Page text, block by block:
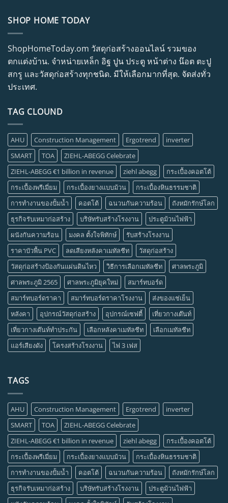
SHOP HOME TODAY
ShopHomeToday.om วัสดุก่อสร้างออนไลน์ รวมของ
ตกแต่งบ้าน. จำหน่ายเหล็ก อิฐ ปูน ประตู หน้าต่าง น๊อต ตะปู
สกรู และวัสดุก่อสร้างทุกชนิด. มีให้เลือกมากที่สุด. จัดส่งทั่ว
ประเทศ.
TAG CLOUND
AHU Construction Management Ergotrend
inverter
SMART
TOA
ZIEHL-ABEGG Celebrate
ZIEHL-ABEGG €1 billion in revenue
ziehl abegg
กระเบื้องคอตโต้
กระเบื้องพรีเมี่ยม
กระเบื้องยางแบบม้วน
กระเบื้องหินธรรมชาติ
การทำงานของปั้มน้ำ
คอตโต้ ฉนวนกันความร้อน
ถังหมักรักษ์โลก
ธุรกิจรับเหมาก่อสร้าง
บริษัทรับสร้างโรงงาน
ประตูม้วนไฟฟ้า
ผนังกันความร้อน
มงคล ตั้งใจพิทักษ์
รับสร้างโรงงาน
ราคาบัวพื้น PVC
ลดเสียงหลังคาเมทัลชีท
วัสดุก่อสร้าง
วัสดุก่อสร้างป้องกันแผ่นดินไหว
วิธีการเลือกเมทัลชีท
ศาลพระภูมิ
ศาลพระภูมิ 2565
ศาลพระภูมิยุคใหม่
สมาร์ทบอร์ด
สมาร์ทบอร์ดราคา
สมาร์ทบอร์ดราคาโรงงาน
ส่งของแช่เย็น
หลังคา
อุปกรณ์วัสดุก่อสร้าง อุปกรณ์เซฟตี้
เที่ยวกางเต๊นท์
เที่ยวกางเต๊นท์ทำประกัน
เลือกหลังคาเมทัลชีท
เลือกเมทัลชีท
แอร์เสียงดัง
โครงสร้างโรงงาน ไฟ 3 เฟส
TAGS
AHU Construction Management Ergotrend
inverter
SMART
TOA
ZIEHL-ABEGG Celebrate
ZIEHL-ABEGG €1 billion in revenue
ziehl abegg
กระเบื้องคอตโต้
กระเบื้องพรีเมี่ยม
กระเบื้องยางแบบม้วน
กระเบื้องหินธรรมชาติ
การทำงานของปั้มน้ำ
คอตโต้ ฉนวนกันความร้อน
ถังหมักรักษ์โลก
ธุรกิจรับเหมาก่อสร้าง
บริษัทรับสร้างโรงงาน
ประตูม้วนไฟฟ้า